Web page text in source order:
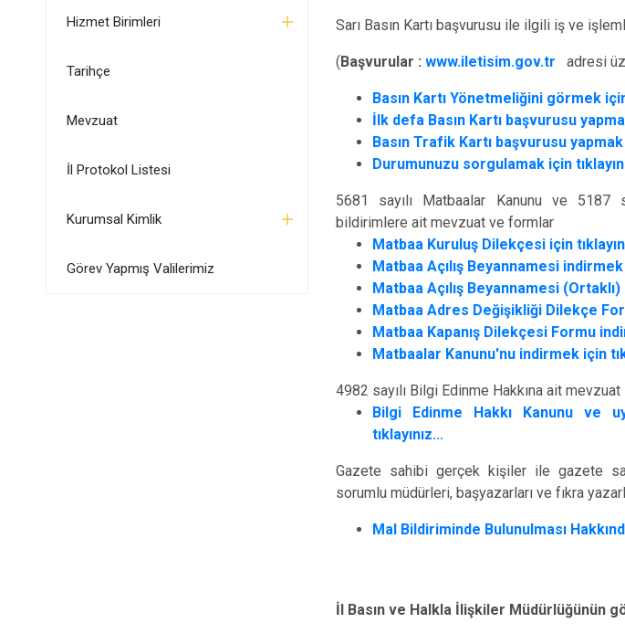
Hizmet Birimleri
Tarihçe
Mevzuat
İl Protokol Listesi
Kurumsal Kimlik
Görev Yapmış Valilerimiz
Sarı Basın Kartı başvurusu ile ilgili iş ve
(Başvurular :www.iletisim.gov.tr adresi
Basın Kartı Yönetmeliğini görmek için
İlk defa Basın Kartı başvurusu
Basın Trafik Kartı başvurusu yapmak
Durumunuzu sorgulamak için
5681 sayılı Matbaalar Kanunu ve 5187
bildirimlere ait mevzuat ve formlar
Matbaa Kuruluş Dilekçesi için
Matbaa Açılış Beyannamesi indirmek
Matbaa Açılış Beyannamesi
Matbaa Adres Değişikliği Dilekçe
Matbaa Kapanış Dilekçesi Formu
Matbaalar Kanunu'nu indirmek için
4982 sayılı Bilgi Edinme Hakkına ait mevzuat
Bilgi Edinme Hakkı Kanunu ve
tıklayınız...
Gazete sahibi gerçek kişiler ile gazete
sorumlu müdürleri, başyazarları ve fıkra
Mal Bildiriminde Bulunulması
İl Basın ve Halkla İlişkiler Müdürlüğünün